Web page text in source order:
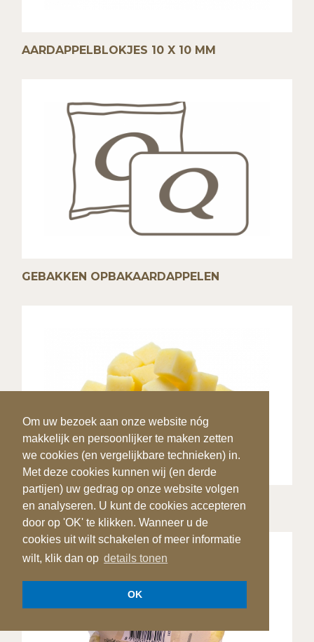
Om uw bezoek aan onze website nóg
makkelijk en persoonlijker te maken zetten
we cookies (en vergelijkbare technieken) in.
Met deze cookies kunnen wij (en derde
partijen) uw gedrag op onze website volgen
en analyseren. U kunt de cookies accepteren
door op 'OK' te klikken. Wanneer u de
cookies uit wilt schakelen of meer informatie
wilt, klik dan op details tonen
OK
Om uw bezoek aan onze website nóg
makkelijk en persoonlijker te maken zetten
we cookies (en vergelijkbare technieken) in.
Met deze cookies kunnen wij (en derde
partijen) uw gedrag op onze website volgen
en analyseren. U kunt de cookies accepteren
door op 'OK' te klikken. Wanneer u de
cookies uit wilt schakelen of meer informatie
wilt, klik dan op details tonen
OK
AARDAPPELBLOKJES 10 X 10 MM
GEBAKKEN OPBAKAARDAPPELEN
AARDAPPELBLOKJES 15 X 15 MM